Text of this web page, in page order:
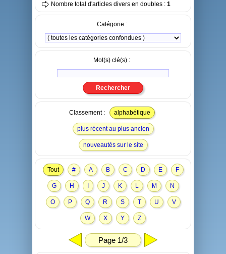
Nombre total d'articles divers en doubles : 1
Catégorie :
Mot(s) clé(s) :
Classement : alphabétique
plus récent au plus ancien
nouveautés sur le site
Tout # A B C D E F
G H J K L M N
O P Q R S T U V
W X Y Z
Page 1/3